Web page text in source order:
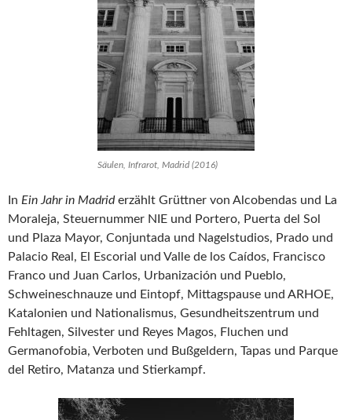
Säulen, Infrarot, Madrid (2016)
In Ein Jahr in Madriderzählt Grüttner von Alcobendas und La
Moraleja, Steuernummer NIE und Portero, Puerta del Sol
und Plaza Mayor, Conjuntada und Nagelstudios, Prado und
Palacio Real, El Escorial und Valle de los Caídos, Francisco
Franco und Juan Carlos, Urbanización und Pueblo,
Schweineschnauze und Eintopf, Mittagspause und ARHOE,
Katalonien und Nationalismus, Gesundheitszentrum und
Fehltagen, Silvester und Reyes Magos, Fluchen und
Germanofobia, Verboten und Bußgeldern, Tapas und Parque
del Retiro, Matanza und Stierkampf.